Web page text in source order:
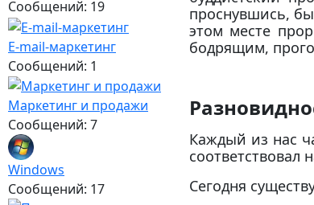
Сообщений: 19
E-mail-маркетинг
Сообщений: 1
Маркетинг и продажи
Сообщений: 7
Windows
Сообщений: 17
проснувшись,
этом месте
бодрящим,
Каждый из нас
Сегодня